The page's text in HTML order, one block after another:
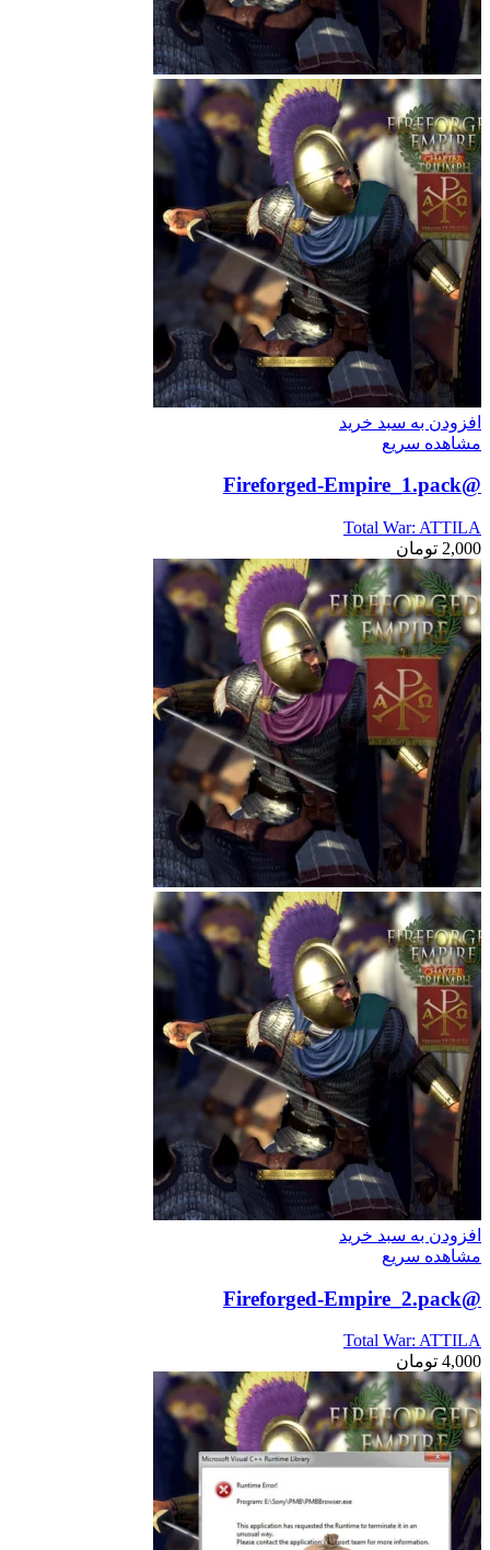
افزودن به سبد خرید
مشاهده سریع
@Fireforged-Empire_1.pack
Total War: ATTILA
2,000 تومان
افزودن به سبد خرید
مشاهده سریع
@Fireforged-Empire_2.pack
Total War: ATTILA
4,000 تومان